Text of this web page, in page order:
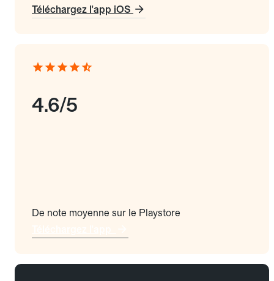
Téléchargez l'app iOS
4.6/5
De note moyenne sur le Playstore